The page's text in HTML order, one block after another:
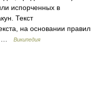
испорченных в
Текст
на основании правил
…
Википедия